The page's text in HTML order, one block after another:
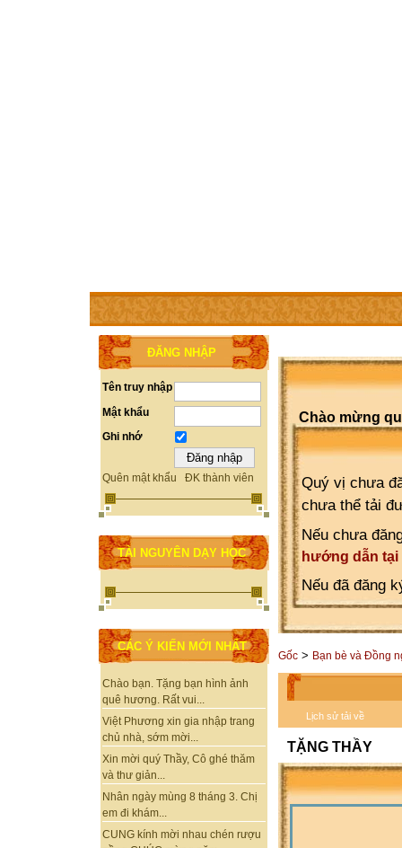
TRANG CHỦ THÀNH VIÊN TRỢ GIÚP WEBSITE
ĐĂNG NHẬP
Tên truy nhập
Mật khẩu
Ghi nhớ
Quên mật khẩu ĐK thành viên
TÀI NGUYÊN DẠY HỌC
CÁC Ý KIẾN MỚI NHẤT
Chào bạn. Tặng bạn hình ảnh
quê hương. Rất vui...
Việt Phương xin gia nhập trang
chủ nhà, sớm mời...
Xin mời quý Thầy, Cô ghé thăm
và thư giản...
Nhân ngày mùng 8 tháng 3. Chị
em đi khám...
CUNG kính mời nhau chén rượu
Chào mừng
Quý vị chưa
chưa thể tải
Nếu chưa
hướng dẫn tại
Nếu đã đăng
Gốc > Bạn bè và Đồng
Lịch sử tải về
TẶNG THẦY